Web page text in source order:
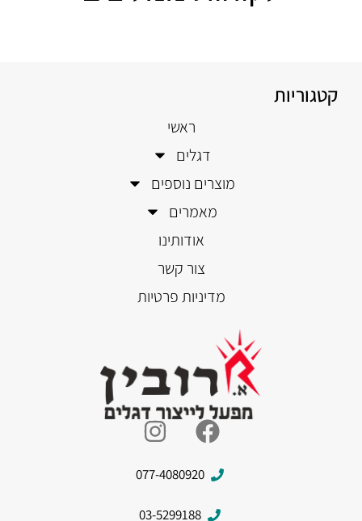
קטגוריות
ראשי
דגלים
מוצרים נוספים
מאמרים
אודותינו
צור קשר
מדיניות פרטיות
077-4080920
03-5299188